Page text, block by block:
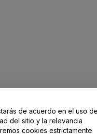
de acuerdo en el uso
del sitio y la relevancia
cookies estrictamente